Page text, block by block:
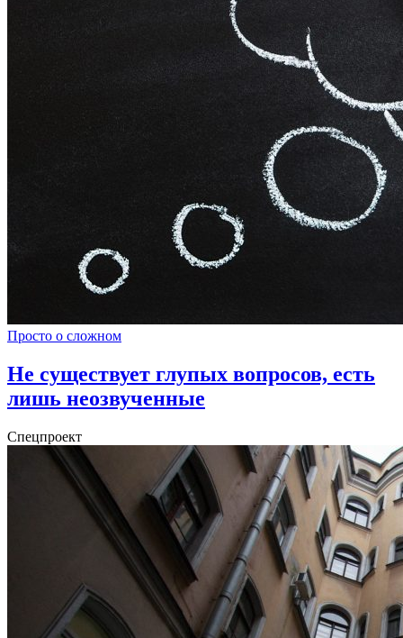
Просто о сложном
Не существует глупых вопросов, есть
лишь неозвученные
Спецпроект